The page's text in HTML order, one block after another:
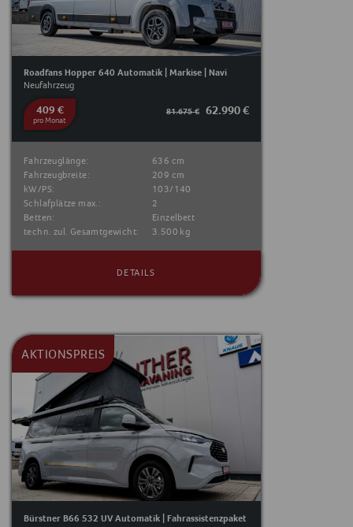
Roadfans Hopper 640 Automatik | Markise | Navi
Neufahrzeug
409 €
pro Monat
62.990 €
81.675 €
Fahrzeuglänge:
636 cm
Fahrzeugbreite:
209 cm
kW/PS:
103/140
Schlafplätze max.:
2
Betten:
Einzelbett
techn. zul. Gesamtgewicht:
3.500 kg
DETAILS
AKTIONSPREIS
Bürstner B66 532 UV Automatik | Fahrassistenzpaket